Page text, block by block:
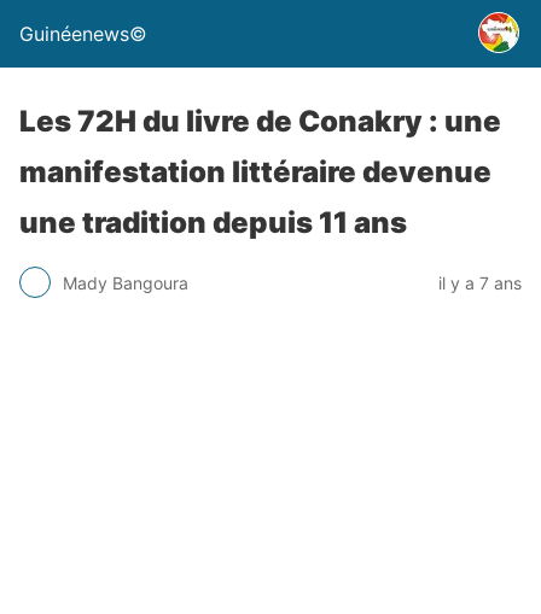
Guinéenews©
Les 72H du livre de Conakry : une
manifestation littéraire devenue
une tradition depuis 11 ans
Mady Bangoura il y a 7 ans